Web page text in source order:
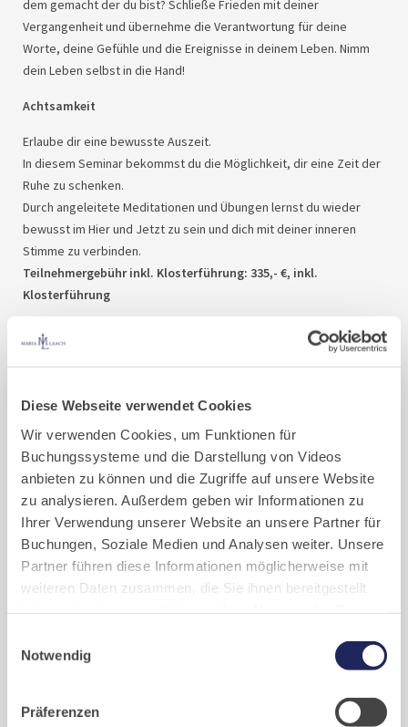
Diese Webseite verwendet Cookies
Wir verwenden Cookies, um Funktionen für
Buchungssysteme und die Darstellung von Videos
anbieten zu können und die Zugriffe auf unsere Website
zu analysieren. Außerdem geben wir Informationen zu
Ihrer Verwendung unserer Website an unsere Partner für
Buchungen, Soziale Medien und Analysen weiter. Unsere
Partner führen diese Informationen möglicherweise mit
weiteren Daten zusammen, die Sie ihnen bereitgestellt
challenges.cloudflare.com: Wir verwenden das online
Buchungssystem MEWS in unserem Hotel und unserem
übermittelt. Cookies von eu5.bookingkit.de: Wir
Notwendig
Präferenzen
dem gemacht der du bist? Schließe Frieden mit deiner
Vergangenheit und übernehme die Verantwortung für deine
Worte, deine Gefühle und die Ereignisse in deinem Leben. Nimm
dein Leben selbst in die Hand!
Achtsamkeit
Erlaube dir eine bewusste Auszeit.
In diesem Seminar bekommst du die Möglichkeit, dir eine Zeit der
Ruhe zu schenken.
Durch angeleitete Meditationen und Übungen lernst du wieder
bewusst im Hier und Jetzt zu sein und dich mit deiner inneren
Stimme zu verbinden.
Teilnehmergebühr inkl. Klosterführung: 335,- €, inkl.
Klosterführung
Zu meiner Person:
Informationen und Anmeldung unter:
www.nicolegollan.de
kontakt@nicolegollan.de
Tel: 02150/9669488
Die Teilnehmergebühr findest du bei dem jeweiligen Seminar. D